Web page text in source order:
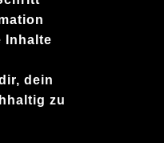
Inhalte
dein
zu